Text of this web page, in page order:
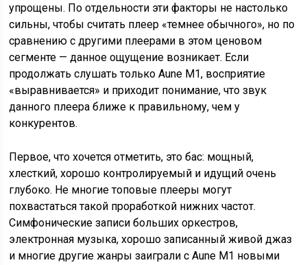
упрощены. По отдельности эти факторы не настолько
сильны, чтобы считать плеер «темнее обычного», но по
сравнению с другими плеерами в этом ценовом
сегменте — данное ощущение возникает. Если
продолжать слушать только Aune M1, восприятие
«выравнивается» и приходит понимание, что звук
данного плеера ближе к правильному, чем у
конкурентов.
Первое, что хочется отметить, это бас: мощный,
хлесткий, хорошо контролируемый и идущий очень
глубоко. Не многие топовые плееры могут
похвастаться такой проработкой нижних частот.
Симфонические записи больших оркестров,
электронная музыка, хорошо записанный живой джаз
и многие другие жанры заиграли с Aune M1 новыми